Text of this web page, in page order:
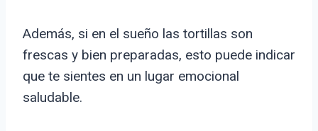
Además, si en el sueño las tortillas son
frescas y bien preparadas, esto puede indicar
que te sientes en un lugar emocional
saludable.